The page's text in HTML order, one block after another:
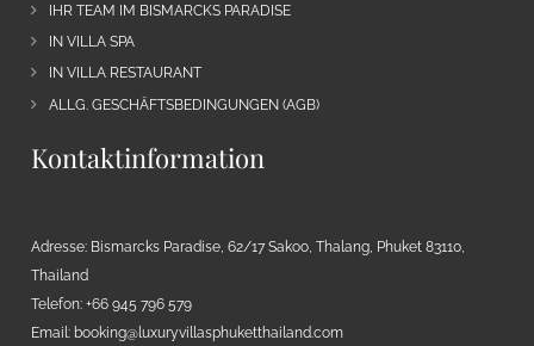
IHR TEAM IM BISMARCKS PARADISE
IN VILLA SPA
IN VILLA RESTAURANT
ALLG. GESCHÄFTSBEDINGUNGEN (AGB)
Kontaktinformation
Adresse: Bismarcks Paradise, 62/17 Sakoo, Thalang, Phuket 83110,
Thailand
Telefon: +66 945 796 579
Email: booking@luxuryvillasphuketthailand.com